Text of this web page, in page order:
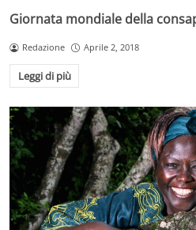
Giornata mondiale della
Redazione Aprile 2, 2018
Leggi di più